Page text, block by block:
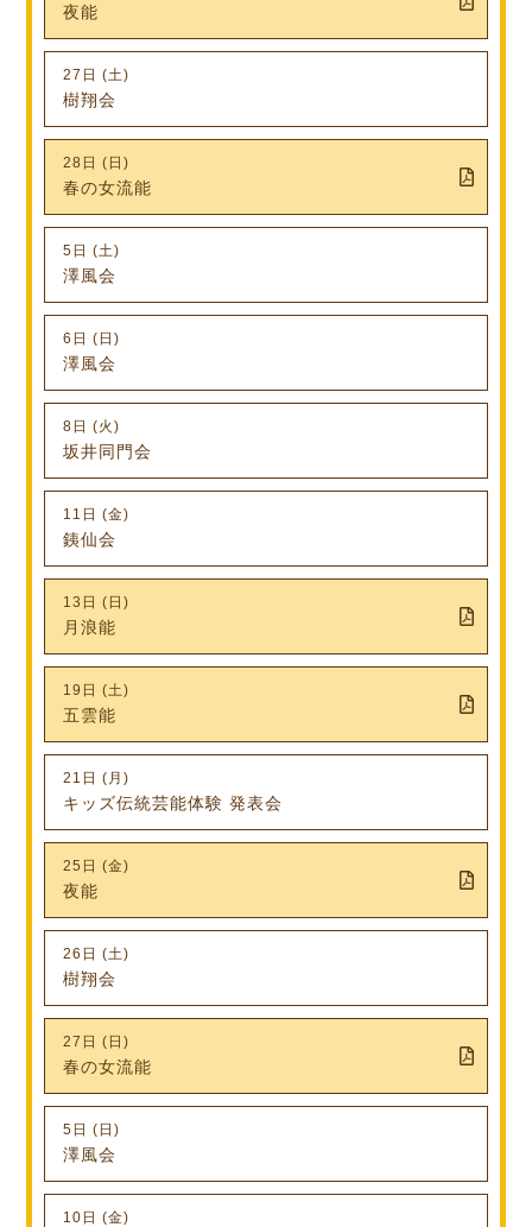
夜能
27日 (土)
樹翔会
28日 (日)
春の女流能
5日 (土)
澤風会
6日 (日)
澤風会
8日 (火)
坂井同門会
11日 (金)
銕仙会
13日 (日)
月浪能
19日 (土)
五雲能
21日 (月)
キッズ伝統芸能体験 発表会
25日 (金)
夜能
26日 (土)
樹翔会
27日 (日)
春の女流能
5日 (日)
澤風会
10日 (金)